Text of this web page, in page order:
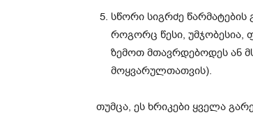
სწორი სიგრძე
როგორც წესი, უმჯობესია,
ზემოთ მთავრდებოდეს ან
მოყვარულთათვის).
თუმცა, ეს ხრიკები ყველა